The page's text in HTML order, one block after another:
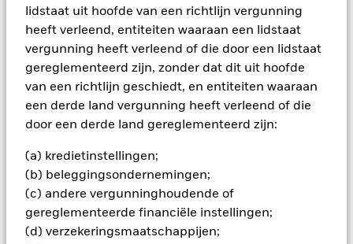
lidstaat uit hoofde van een richtlijn vergunning
heeft verleend, entiteiten waaraan een lidstaat
vergunning heeft verleend of die door een lidstaat
gereglementeerd zijn, zonder dat dit uit hoofde
van een richtlijn geschiedt, en entiteiten waaraan
een derde land vergunning heeft verleend of die
door een derde land gereglementeerd zijn:
(a) kredietinstellingen;
(b) beleggingsondernemingen;
(c) andere vergunninghoudende of
gereglementeerde financiële instellingen;
(d) verzekeringsmaatschappijen;
gebruiken derivaten om valutarisico's af te dekken. Het
gebruik van derivaten voor een aandelenklasse kan een
potentieel besmettingsrisico (ook bekend als spill-over) voor
andere aandelenklassen in het fonds betekenen. De
beheermaatschappij van het fonds waarborgt dat er
geschikte procedures worden gebruikt om het
minimaliseren. Via het uitklapvakje direct onder de naam van
het fonds, kunt u een lijst van alle aandelenklassen in het
fonds bekijken – aandelenklassen met valutahedging worden
aangegeven door het woord 'Hedged' in de naam van de
aandelenklasse. Daarnaast is een volledige lijst van alle
aandelenklassen met valutahedging op aanvraag
verkrijgbaar bij de beheermaatschappij van het fonds.